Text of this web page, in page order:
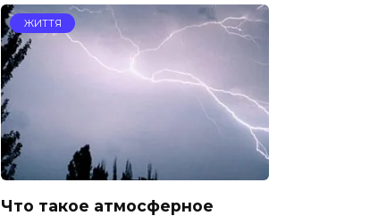
ЖИТТЯ
Что такое атмосферное